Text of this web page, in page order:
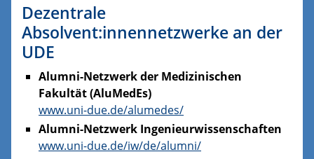
Dezentrale
Absolvent:innennetzwerke an der
UDE
Alumni-Netzwerk der Medizinischen
Fakultät (AluMedEs)
www.uni-due.de/alumedes/
Alumni-Netzwerk Ingenieurwissenschaften
www.uni-due.de/iw/de/alumni/